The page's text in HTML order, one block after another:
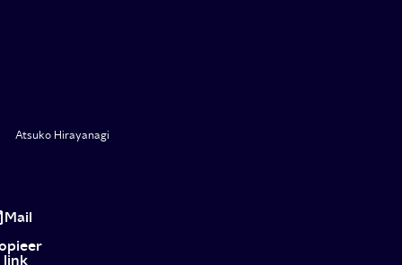
Atsuko Hirayanagi
klein
beetje
Mail
link